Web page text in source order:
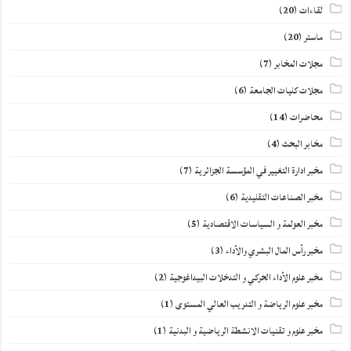
لقاءات(20)
ماستر(20)
مجلات المخابر(7)
مجلات كليات الجامعة (6)
محاضرات(14)
مخابر البحث(4)
مخبر ادارة التغيير في المؤسسة الجزائرية (7)
مخبر الصناعات التقليدية (6)
مخبر العولمة و السياسات الاقتصادية (5)
مخبر رأس المال البشري والأداء(3)
مخبر علوم الأداء الحركي و التدخلات البيداغوجية (2)
مخبر علوم الرياضة و التدريب العالي المستوى(1)
مخبر علوم و تقنيات الانشطة الرياضية و البدنية (1)